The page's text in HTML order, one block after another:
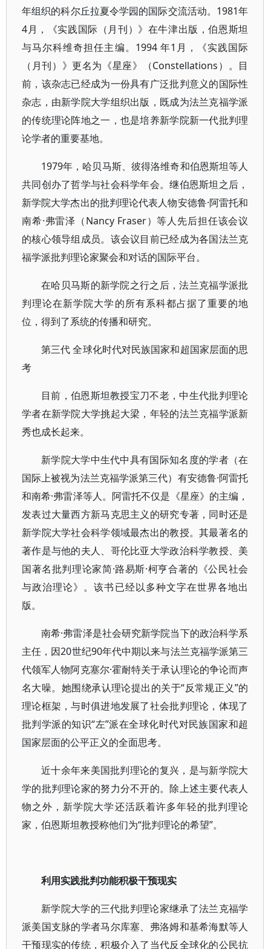
年组织的科尔丘拉夏令学园的国际交流活动。1981年
4月，《实践国际（月刊）》在牛津出版，伯恩斯坦
与马尔科维奇担任主编。1994 年1月，《实践国际
（月刊）》更名为《星座》（Constellations）。目
前，该杂志已经成为一份具有广泛批判意义的国际性
杂志，由新学院大学组织出版，既成为法兰克福学派
的传统理论阵地之一，也是培养新学院新一代批判理
论学者的重要基地。
1979年，哈贝马斯、彼得洛维奇和伯恩斯坦等人
共同创办了哲学与社会科学年会。继伯恩斯坦之后，
新学院大学杰出的批判理论代表人物安德鲁·阿雷托和
南希·弗雷泽（Nancy Fraser）等人先后担任该会议
的核心领导组成员。该会议目前已经成为各国法兰克
福学派批判理论家聚会和对话的国际平台。
在哈贝马斯的新学院之行之后，法兰克福学派批
判理论在新学院大学的所有系科都占据了重要的地
位，得到了系统的传播和研究。
第三代 全球化时代对民族国家和超国家层面的思
考
目前，伯恩斯坦教授宝刀不老，中生代批判理论
学者在新学院大学挑起大梁，年轻的法兰克福学派新
秀也成长起来。
新学院大学中生代中具有国际知名度的学者（在
国际上被视为法兰克福学派第三代）有安德鲁·阿雷托
和南希·弗雷泽等人。阿雷托不仅是《星座》的主编，
发表过大量西方新马克思主义的研究专著，同时还是
新学院大学社会科学领域最杰出的教授。其最著名的
著作是与他的夫人、哥伦比亚大学政治科学教授、美
国著名批判理论家简·路易斯·柯亨合著的《公民社会
与政治理论》。该书已经以多种文字在世界各地出
版。
南希·弗雷泽是社会研究新学院当下的政治科学系
主任，因20世纪90年代中期以来与法兰克福学派第三
代领军人物阿克塞尔·霍耐特关于承认理论的争论而声
名大噪。她围绕承认理论提出的关于“反常规正义”的
理论框架，与时俱进地发展了社会批判理论，体现了
批判学派的知识“左”派在全球化时代对民族国家和超
国家层面的公平正义的全面思考。
近十余年来美国批判理论的复兴，是与新学院大
学的批判理论家的努力分不开的。除上述主要代表人
物之外，新学院大学还活跃着许多年轻的批判理论
家，伯恩斯坦教授称他们为“批判理论的希望”。
利用实践批判功能积极干预现实
新学院大学的三代批判理论家继承了法兰克福学
派美国支脉的学者马尔库塞、弗洛姆和基希海默等人
干预现实的传统，积极介入了当代反全球化的公民抗